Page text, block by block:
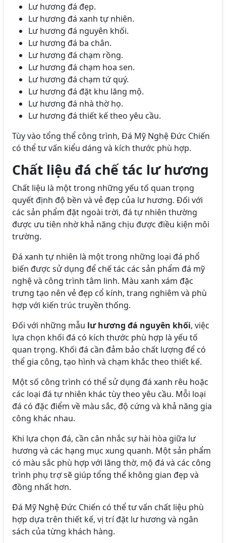
Lư hương đá đẹp.
Lư hương đá xanh tự nhiên.
Lư hương đá nguyên khối.
Lư hương đá ba chân.
Lư hương đá chạm rồng.
Lư hương đá chạm hoa sen.
Lư hương đá chạm tứ quý.
Lư hương đá đặt khu lăng mộ.
Lư hương đá nhà thờ họ.
Lư hương đá thiết kế theo yêu cầu.
Tùy vào tổng thể công trình, Đá Mỹ Nghệ Đức Chiến
có thể tư vấn kiểu dáng và kích thước phù hợp.
Chất liệu đá chế tác lư hương
Chất liệu là một trong những yếu tố quan trọng
quyết định độ bền và vẻ đẹp của lư hương. Đối với
các sản phẩm đặt ngoài trời, đá tự nhiên thường
được ưu tiên nhờ khả năng chịu được điều kiện môi
trường.
Đá xanh tự nhiên là một trong những loại đá phổ
biến được sử dụng để chế tác các sản phẩm đá mỹ
nghệ và công trình tâm linh. Màu xanh xám đặc
trưng tạo nên vẻ đẹp cổ kính, trang nghiêm và phù
hợp với kiến trúc truyền thống.
Đối với những mẫu lư hương đá nguyên khối, việc
lựa chọn khối đá có kích thước phù hợp là yếu tố
quan trọng. Khối đá cần đảm bảo chất lượng để có
thể gia công, tạo hình và chạm khắc theo thiết kế.
Một số công trình có thể sử dụng đá xanh rêu hoặc
các loại đá tự nhiên khác tùy theo yêu cầu. Mỗi loại
đá có đặc điểm về màu sắc, độ cứng và khả năng gia
công khác nhau.
Khi lựa chọn đá, cần cân nhắc sự hài hòa giữa lư
hương và các hạng mục xung quanh. Một sản phẩm
có màu sắc phù hợp với lăng thờ, mộ đá và các công
trình phụ trợ sẽ giúp tổng thể không gian đẹp và
đồng nhất hơn.
Đá Mỹ Nghệ Đức Chiến có thể tư vấn chất liệu phù
hợp dựa trên thiết kế, vị trí đặt lư hương và ngân
sách của từng khách hàng.